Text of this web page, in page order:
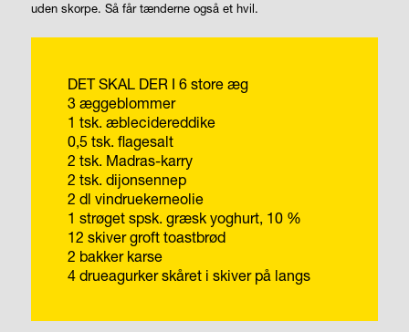
uden skorpe. Så får tænderne også et hvil.
DET SKAL DER I 6 store æg
3 æggeblommer
1 tsk. æblecidereddike
0,5 tsk. flagesalt
2 tsk. Madras-karry
2 tsk. dijonsennep
2 dl vindruekerneolie
1 strøget spsk. græsk yoghurt, 10 %
12 skiver groft toastbrød
2 bakker karse
4 drueagurker skåret i skiver på langs